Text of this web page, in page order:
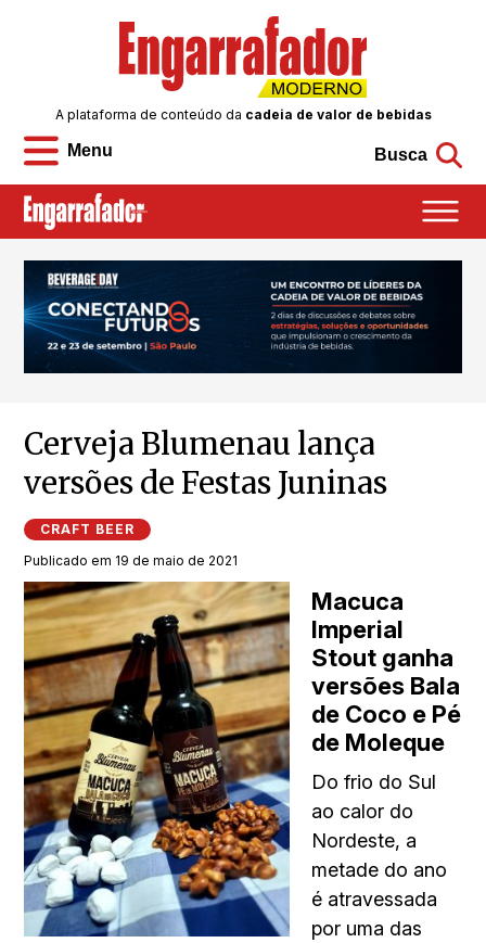
Menu
A plataforma de conteúdo da cadeia de valor de bebidas
Busca
Cerveja Blumenau lança
versões de Festas Juninas
CRAFT BEER
Publicado em 19 de maio de 2021
Macuca
Imperial
Stout ganha
versões Bala
de Coco e Pé
de Moleque
Do frio do Sul
ao calor do
Nordeste, a
metade do ano
é atravessada
por uma das